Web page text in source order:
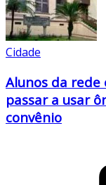
Cidade
Alunos da
passar a usar
convênio